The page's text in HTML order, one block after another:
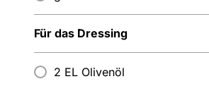
Für das Dressing
2 EL Olivenöl